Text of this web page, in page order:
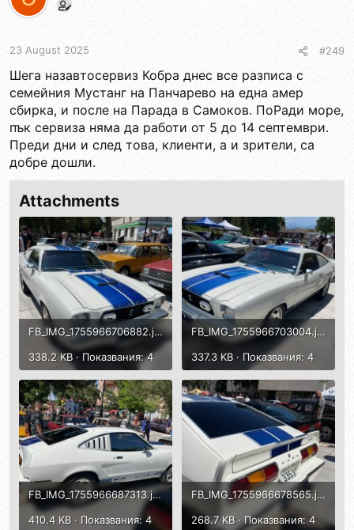
t
n
:
23 August 2025 #249
Шега назавтосервиз Кобра днес все разписа с
семейния Мустанг на Панчарево на една амер
сбирка, и после на Парада в Самоков. ПоРади море,
пък сервиза няма да работи от 5 до 14 септември.
Преди дни и след това, клиенти, а и зрители, са
добре дошли.
Attachments
FB_IMG_1755966706882.jpg
338.2 KB · Показвания: 4
FB_IMG_1755966703004.jpg
337.3 KB · Показвания: 4
FB_IMG_1755966687313.jpg
410.4 KB · Показвания: 4
FB_IMG_1755966678565.jpg
268.7 KB · Показвания: 4